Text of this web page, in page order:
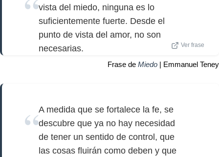
vista del miedo, ninguna es lo
suficientemente fuerte. Desde el
punto de vista del amor, no son
necesarias.
Ver frase
Frase de Miedo | Emmanuel Teney
A medida que se fortalece la fe, se
descubre que ya no hay necesidad
de tener un sentido de control, que
las cosas fluirán como deben y que